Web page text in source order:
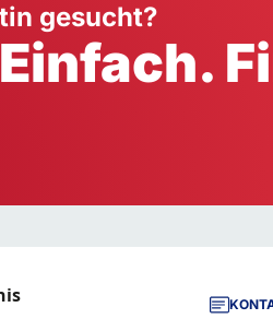
Handwerk
Dienstleistung
gesucht?